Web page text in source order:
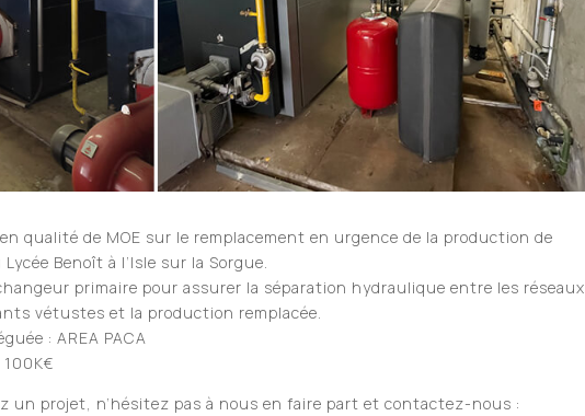
qualité de MOE sur le remplacement en urgence de la production de
Benoît à l’Isle sur la Sorgue.
primaire pour assurer la séparation hydraulique entre les réseaux
vétustes et la production remplacée.
: AREA PACA
un projet, n’hésitez pas à nous en faire part et contactez-nous :